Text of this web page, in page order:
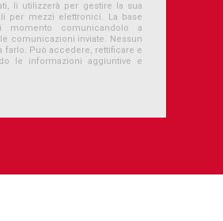
li utilizzerà per gestire la sua
per mezzi elettronici. La base
comunicandolo a
comunicazioni inviate. Nessun
farlo. Può accedere, rettificare e
le informazioni aggiuntive e